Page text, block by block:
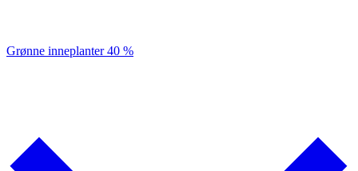
Grønne inneplanter40 %